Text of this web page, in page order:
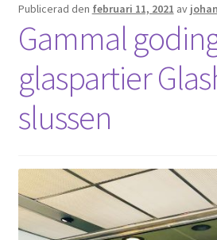
Publicerad den februari 11, 2021 av
Gammal
glaspartier
slussen